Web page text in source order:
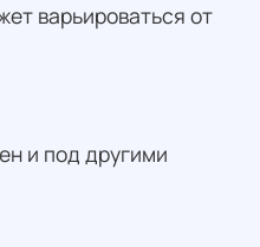
варьироваться от
и под другими